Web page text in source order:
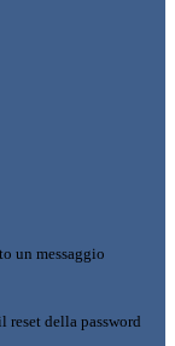
un messaggio
reset della password